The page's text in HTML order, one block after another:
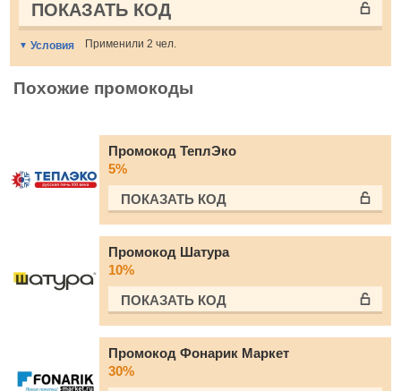
ПОКАЗАТЬ КОД
Условия Применили 2 чел.
Похожие промокоды
Промокод ТеплЭко
5%
ПОКАЗАТЬ КОД
Промокод Шатура
10%
ПОКАЗАТЬ КОД
Промокод Фонарик Маркет
30%